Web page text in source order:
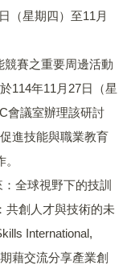
（星期四）至11月
競賽之重要周邊活動
114年11月27日（星
會議室辦理該研討
進技能與職業教育
全球視野下的技訓
共創人才與技術的未
International,
藉交流分享產業創